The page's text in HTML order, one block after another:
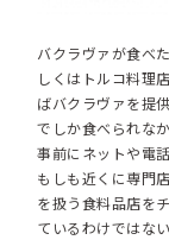
バクラヴァが食べ
しくはトルコ料理
ばバクラヴァを提
でしか食べられな
事前にネットや電
もしも近くに専門
を扱う食料品店を
ているわけではな